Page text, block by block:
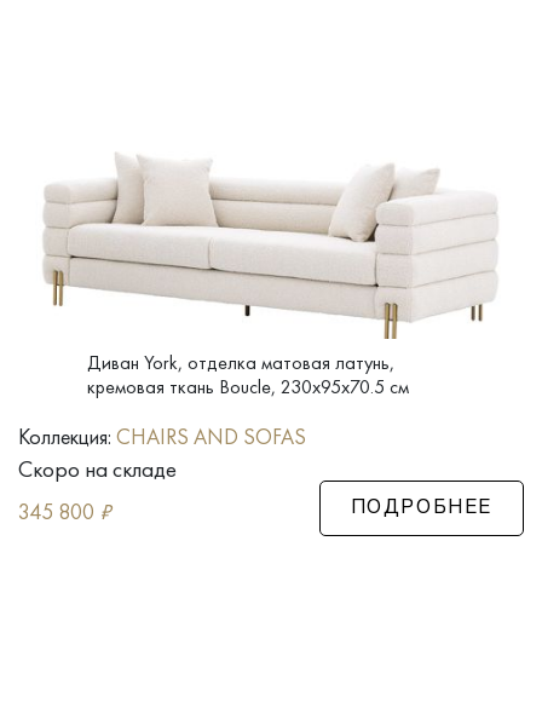
Диван York, отделка матовая латунь,
кремовая ткань Boucle, 230x95x70.5 см
Коллекция: CHAIRS AND SOFAS
Скоро на складе
345 800 ₽ ПОДРОБНЕЕ